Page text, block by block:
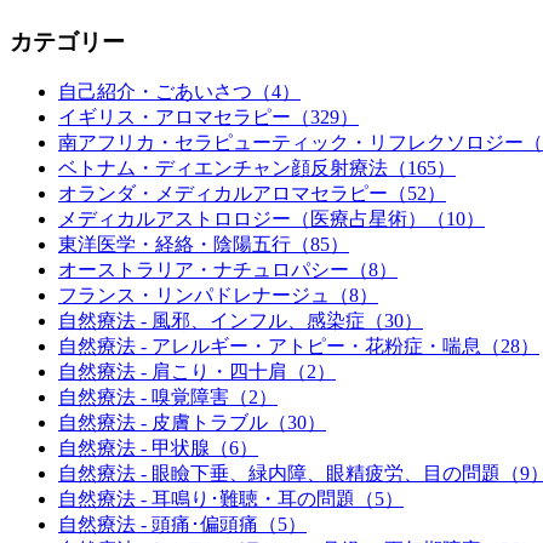
カテゴリー
自己紹介・ごあいさつ（4）
イギリス・アロマセラピー（329）
南アフリカ・セラピューティック・リフレクソロジー（
ベトナム・ディエンチャン顔反射療法（165）
オランダ・メディカルアロマセラピー（52）
メディカルアストロロジー（医療占星術）（10）
東洋医学・経絡・陰陽五行（85）
オーストラリア・ナチュロパシー（8）
フランス・リンパドレナージュ（8）
自然療法 - 風邪、インフル、感染症（30）
自然療法 - アレルギー・アトピー・花粉症・喘息（28）
自然療法 - 肩こり・四十肩（2）
自然療法 - 嗅覚障害（2）
自然療法 - 皮膚トラブル（30）
自然療法 - 甲状腺（6）
自然療法 - 眼瞼下垂、緑内障、眼精疲労、目の問題（9）
自然療法 - 耳鳴り･難聴・耳の問題（5）
自然療法 - 頭痛･偏頭痛（5）